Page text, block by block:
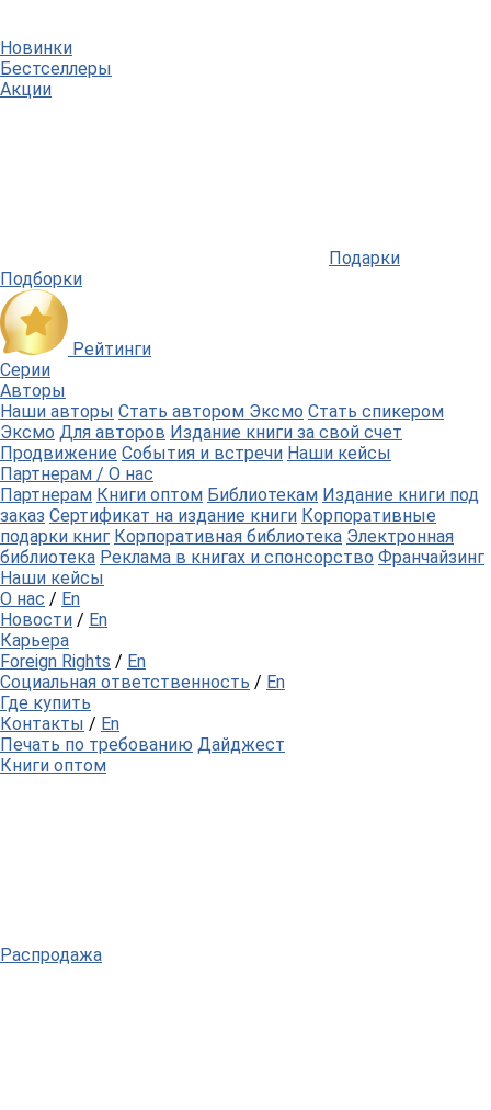
Новинки
Бестселлеры
Акции
Подарки
Подборки
Рейтинги
Серии
Авторы
Наши авторы Стать автором Эксмо Стать спикером
Эксмо Для авторов Издание книги за свой счет
Продвижение События и встречи Наши кейсы
Партнерам / О нас
Партнерам Книги оптом Библиотекам Издание книги под
заказ Сертификат на издание книги Корпоративные
подарки книг Корпоративная библиотека Электронная
библиотека Реклама в книгах и спонсорство Франчайзинг
Наши кейсы
О нас / En
Новости / En
Карьера
Foreign Rights / En
Социальная ответственность / En
Где купить
Контакты / En
Печать по требованию Дайджест
Книги оптом
Распродажа